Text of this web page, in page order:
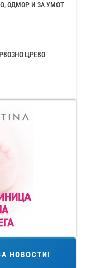
ОДМОР И ЗА УМОТ
ЦРЕВО
НОВОСТИ!